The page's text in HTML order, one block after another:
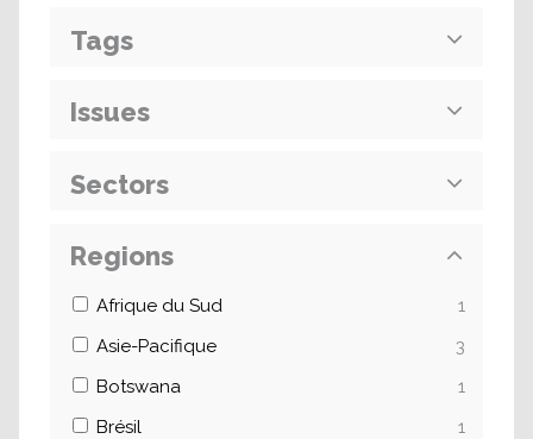
Tags
Issues
Sectors
Regions
Afrique du Sud
1
Asie-Pacifique
3
Botswana
1
Brésil
1